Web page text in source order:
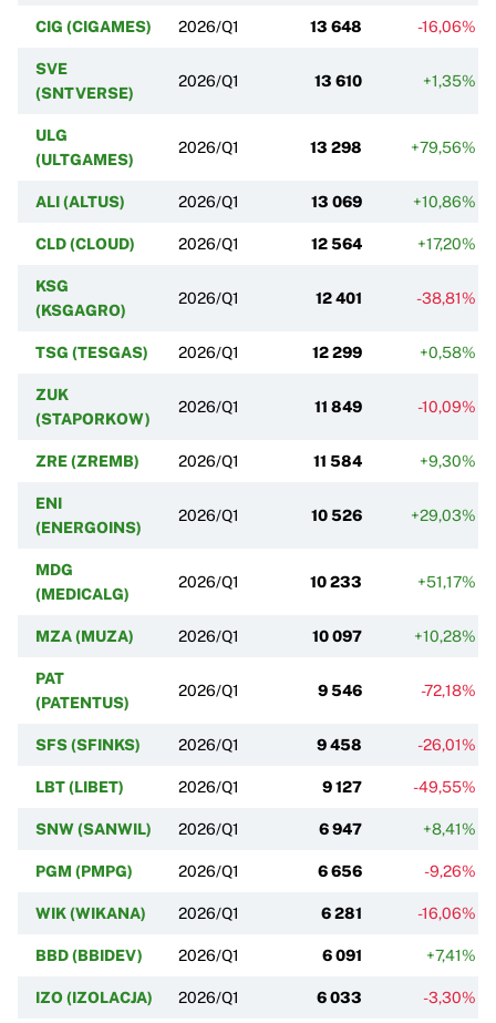
CIG (CIGAMES) 2026/Q1 13 648 -16,06%
SVE
(SNTVERSE)
2026/Q1 13 610 +1,35%
ULG
(ULTGAMES)
2026/Q1 13 298 +79,56%
ALI (ALTUS) 2026/Q1 13 069 +10,86%
CLD (CLOUD) 2026/Q1 12 564 +17,20%
KSG
(KSGAGRO)
2026/Q1 12 401 -38,81%
TSG (TESGAS) 2026/Q1 12 299 +0,58%
ZUK
(STAPORKOW)
2026/Q1 11 849 -10,09%
ZRE (ZREMB) 2026/Q1 11 584 +9,30%
ENI
(ENERGOINS)
2026/Q1 10 526 +29,03%
MDG
(MEDICALG)
2026/Q1 10 233 +51,17%
MZA (MUZA) 2026/Q1 10 097 +10,28%
PAT
(PATENTUS)
2026/Q1 9 546 -72,18%
SFS (SFINKS) 2026/Q1 9 458 -26,01%
LBT (LIBET) 2026/Q1 9 127 -49,55%
SNW (SANWIL) 2026/Q1 6 947 +8,41%
PGM (PMPG) 2026/Q1 6 656 -9,26%
WIK (WIKANA) 2026/Q1 6 281 -16,06%
BBD (BBIDEV) 2026/Q1 6 091 +7,41%
IZO (IZOLACJA) 2026/Q1 6 033 -3,30%